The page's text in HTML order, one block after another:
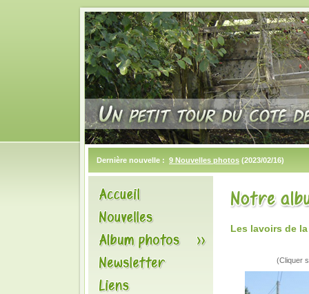
Dernière nouvelle : 9 Nouvelles photos (2023/02/16)
Les lavoirs de
(Cliquer